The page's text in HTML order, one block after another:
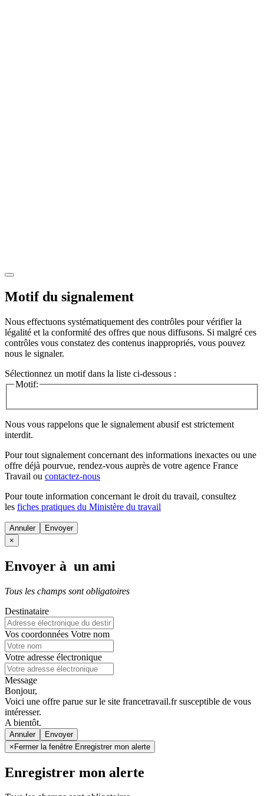
Motif du signalement
Nous effectuons systématiquement des contrôles pour vérifier la
légalité et la conformité des offres que nous diffusons. Si malgré ces
contrôles vous constatez des contenus inappropriés, vous pouvez
nous le signaler.
Sélectionnez un motif dans la liste ci-dessous :
Motif:
Nous vous rappelons que le signalement abusif est strictement
interdit.
Pour tout signalement concernant des informations inexactes ou une
offre déjà pourvue, rendez-vous auprès de votre agence France
Travail ou contactez-nous
Pour toute information concernant le droit du travail, consultez
les fiches pratiques du Ministère du travail
Annuler
×
Envoyer à un ami
Tous les champs sont obligatoires
Destinataire
Vos coordonnées Votre nom
Votre adresse électronique
Message
Bonjour,
Voici une offre parue sur le site francetravail.fr susceptible de vous
intéresser.
A bientôt.
Annuler
×Fermer la fenêtre Enregistrer mon alerte
Enregistrer mon alerte